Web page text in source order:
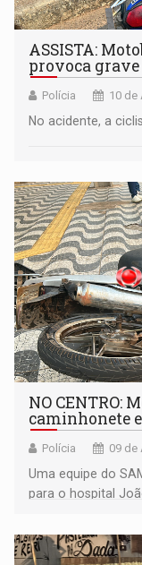
ASSISTA:
provoca
Polícia 10 de
No acidente, a
NO CENTRO:
caminhonete
Polícia 09 de
Uma equipe do
para o hospital